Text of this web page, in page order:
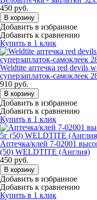
450 руб.
В корзину
Добавить в избранное
Добавить к сравнению
Купить в 1 клик
Weldtite аптечка red devils
суперзаплаток-самоклеек
910 руб.
В корзину
Добавить в избранное
Добавить к сравнению
Купить в 1 клик
Аптечка/клей 7-02001
(50) WELDTITE (Англия)
450 руб.
В корзину
Добавить в избранное
Добавить к сравнению
Купить в 1 клик